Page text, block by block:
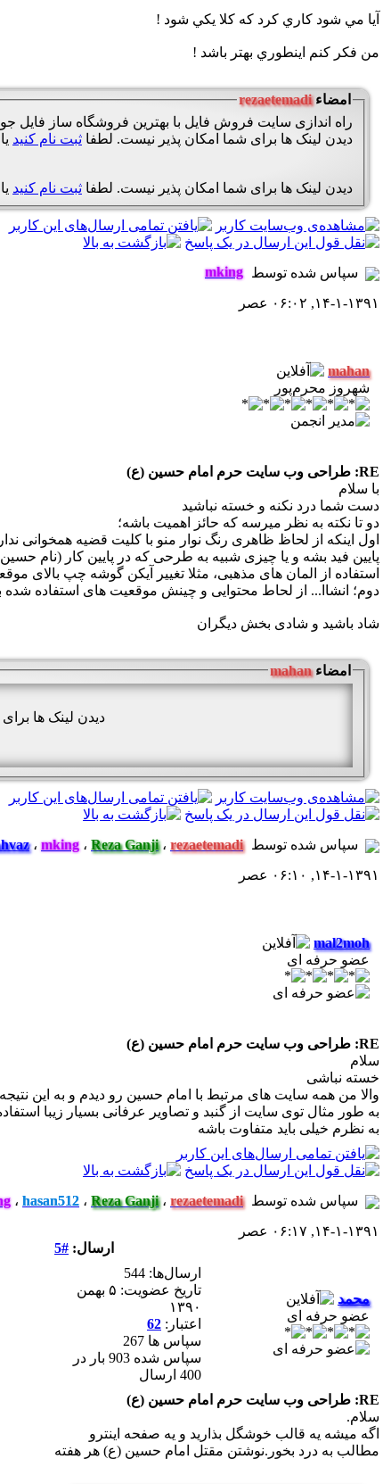
آيا مي شود كاري كرد كه كلا يكي شود !
من فكر كنم اينطوري بهتر باشد !
امضاءrezaetemadi
راه اندازی سایت فروش فایل با بهترین فروشگاه ساز فایل
دیدن لینک ها برای شما امکان پذیر نیست. لطفا ثبت نام کنید یا
دیدن لینک ها برای شما امکان پذیر نیست. لطفا ثبت نام کنید یا
سپاس شده توسط mking
۱۴-۱-۱۳۹۱, ۰۶:۰۲ عصر
mahan
شهروز محرم‌پور
RE: طراحی وب سایت حرم امام حسین (ع)
با سلام
دست شما درد نکنه و خسته نباشید
دو تا نکته به نظر میرسه که حائز اهمیت باشه؛
اول اینکه از لحاظ ظاهری رنگ نوار منو با کلیت قضیه همخوانی
پایین فید بشه و یا چیزی شبیه به طرحی که در پایین کار (نام
استفاده از المان های مذهبی، مثلا تغییر آیکن گوشه چپ بالای
دوم؛ انشاا... از لحاط محتوایی و چینش موقعیت های استفاده شده
شاد باشید و شادی بخش دیگران
امضاءmahan
دیدن لینک ها
سپاس شده توسط rezaetemadi ،Reza Ganji ،mking،
۱۴-۱-۱۳۹۱, ۰۶:۱۰ عصر
mal2moh
عضو حرفه ای
RE: طراحی وب سایت حرم امام حسین (ع)
سلام
خسته نباشی
والا من همه سایت های مرتبط با امام حسین رو دیدم و به این
به طور مثال توی سایت از گنبد و تصاویر عرفانی بسیار زیبا
به نظرم خیلی باید متفاوت باشه
سپاس شده توسط rezaetemadi ،Reza Ganji ، hasan512 ،
۱۴-۱-۱۳۹۱, ۰۶:۱۷ عصر
ارسال: #5
محمد
عضو حرفه ای
ارسال‌ها: 544
تاریخ عضویت: ۵ بهمن
۱۳۹۰
اعتبار: 62
سپاس ها 267
سپاس شده 903 بار در
400 ارسال
RE: طراحی وب سایت حرم امام حسین (ع)
سلام.
اگه ميشه يه قالب خوشگل بذاريد و يه صفحه اينترو
مطالب به درد بخور.نوشتن مقتل امام حسين (ع) هر هفته